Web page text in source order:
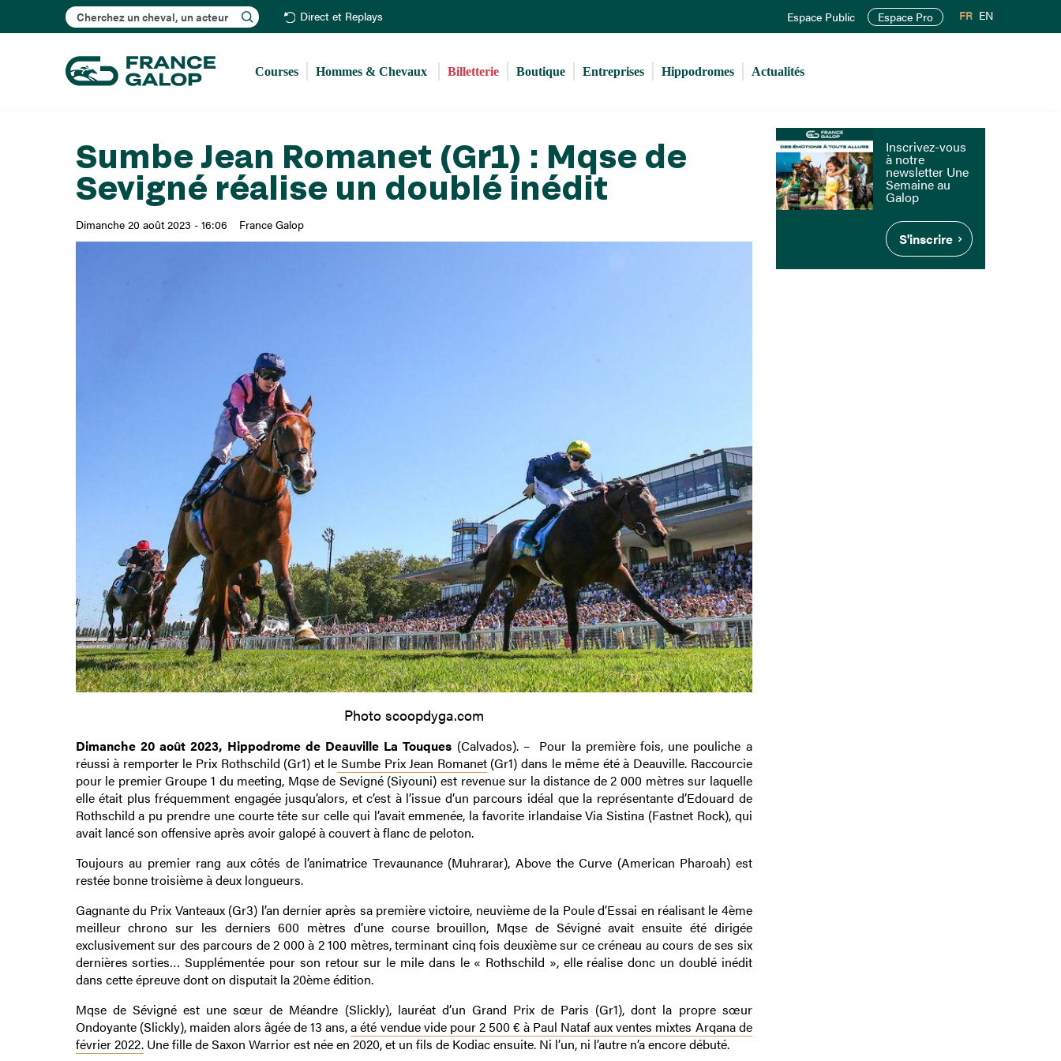
au
principal
Rechercher Direct et Replays Espace Public Espace Pro FR EN
Courses Hommes & Chevaux Billetterie Boutique Entreprises Hippodromes Actualités
Sumbe Jean Romanet (Gr1) : Mqse de
Sevigné réalise un doublé inédit
Dimanche 20 août 2023 - 16:06 France Galop
Photo scoopdyga.com
Dimanche 20 août 2023, Hippodrome de Deauville La Touques (Calvados). – Pour la première fois, une pouliche a
réussi à remporter le Prix Rothschild (Gr1) et le Sumbe Prix Jean Romanet(Gr1) dans le même été à Deauville. Raccourcie
pour le premier Groupe 1 du meeting, Mqse de Sevigné (Siyouni) est revenue sur la distance de 2 000 mètres sur laquelle
elle était plus fréquemment engagée jusqu’alors, et c’est à l’issue d’un parcours idéal que la représentante d’Edouard de
Rothschild a pu prendre une courte tête sur celle qui l’avait emmenée, la favorite irlandaise Via Sistina (Fastnet Rock), qui
avait lancé son offensive après avoir galopé à couvert à flanc de peloton.
Toujours au premier rang aux côtés de l’animatrice Trevaunance (Muhrarar), Above the Curve (American Pharoah) est
restée bonne troisième à deux longueurs.
Gagnante du Prix Vanteaux (Gr3) l’an dernier après sa première victoire, neuvième de la Poule d’Essai en réalisant le 4ème
meilleur chrono sur les derniers 600 mètres d’une course brouillon, Mqse de Sévigné avait ensuite été dirigée
exclusivement sur des parcours de 2 000 à 2 100 mètres, terminant cinq fois deuxième sur ce créneau au cours de ses six
dernières sorties… Supplémentée pour son retour sur le mile dans le « Rothschild », elle réalise donc un doublé inédit
dans cette épreuve dont on disputait la 20ème édition.
Mqse de Sévigné est une sœur de Méandre (Slickly), lauréat d’un Grand Prix de Paris (Gr1), dont la propre sœur
Ondoyante (Slickly), maiden alors âgée de 13 ans,a été vendue vide pour 2 500 € à Paul Nataf aux ventes mixtes Arqana de
février 2022.Une fille de Saxon Warrior est née en 2020, et un fils de Kodiac ensuite. Ni l’un, ni l’autre n’a encore débuté.
Inscrivez-vous
à notre
newsletter Une
Semaine au
Galop
S'inscrire